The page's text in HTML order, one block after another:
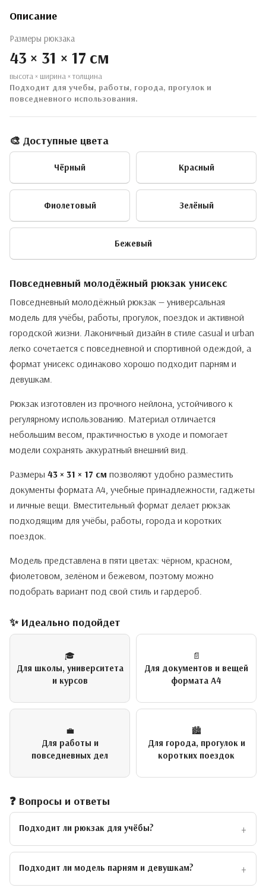
Описание
Размеры рюкзака
43 × 31 × 17 см
высота × ширина × толщина
Подходит для учебы, работы, города, прогулок и
повседневного использования.
🎨 Доступные цвета
Чёрный Красный
Фиолетовый Зелёный
Бежевый
Повседневный молодёжный рюкзак унисекс
Повседневный молодёжный рюкзак — универсальная
модель для учёбы, работы, прогулок, поездок и активной
городской жизни. Лаконичный дизайн в стиле casual и urban
легко сочетается с повседневной и спортивной одеждой, а
формат унисекс одинаково хорошо подходит парням и
девушкам.
Рюкзак изготовлен из прочного нейлона, устойчивого к
регулярному использованию. Материал отличается
небольшим весом, практичностью в уходе и помогает
модели сохранять аккуратный внешний вид.
Размеры 43 × 31 × 17 см позволяют удобно разместить
документы формата А4, учебные принадлежности, гаджеты
и личные вещи. Вместительный формат делает рюкзак
подходящим для учёбы, работы, города и коротких
поездок.
Модель представлена в пяти цветах: чёрном, красном,
фиолетовом, зелёном и бежевом, поэтому можно
подобрать вариант под свой стиль и гардероб.
✨ Идеально подойдет
🎓
Для школы, университета
и курсов
📄
Для документов и вещей
формата А4
💼
Для работы и
повседневных дел
🏙️
Для города, прогулок и
коротких поездок
❓ Вопросы и ответы
Подходит ли рюкзак для учёбы?
Подходит ли модель парням и девушкам?